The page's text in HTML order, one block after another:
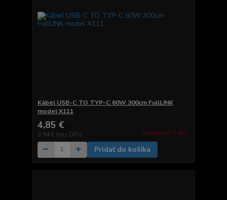
Kábel USB-C TO TYP-C 60W 300cm FullLINK
model X111
4,85 €
3,94 € bez DPH Zvyčajne 2-7 dni.
Pridať do košíka